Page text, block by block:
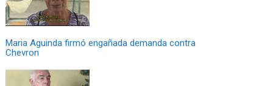
Maria Aguinda firmó engañada demanda contra
Chevron